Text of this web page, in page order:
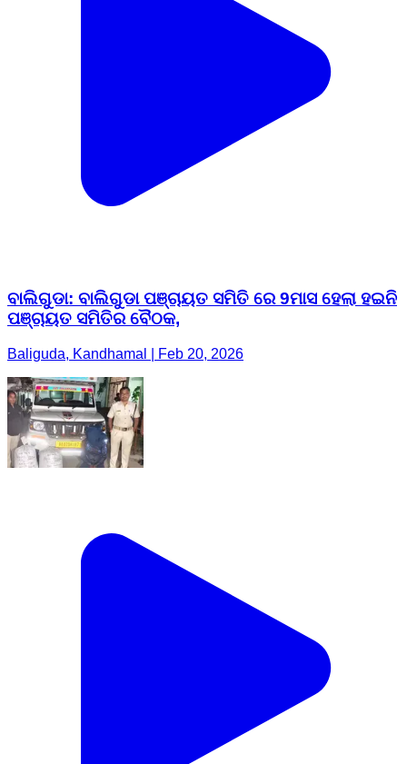
ବାଲିଗୁଡା: ବାଲିଗୁଡା ପଞ୍ଚାୟତ ସମିତି ରେ 9ମାସ ହେଲା ହଇନି
ପଞ୍ଚାୟତ ସମିତିର ବୈଠକ,
Baliguda, Kandhamal | Feb 20, 2026